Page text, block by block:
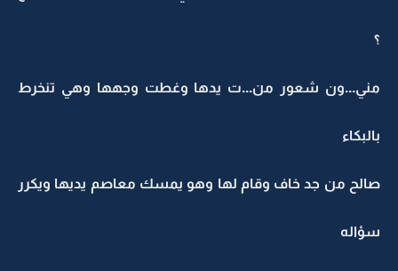
؟
مني...ون شعور من...ت يدها وغطت وجهها وهي تنخرط
بالبكاء
صالح من جد خاف وقام لها وهو يمسك معاصم يديها ويكرر
سؤاله